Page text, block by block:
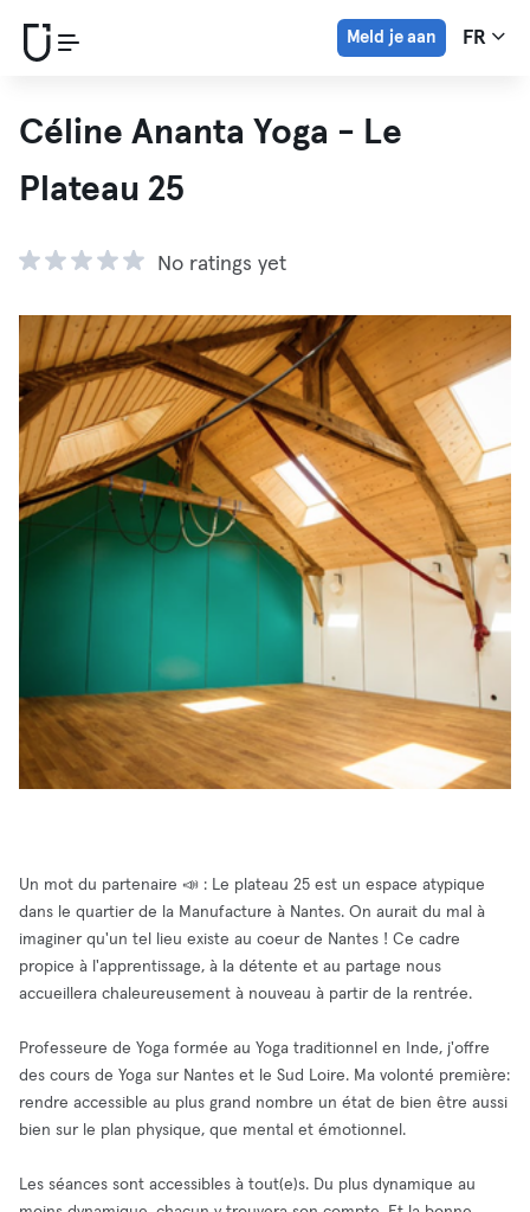
Meld je aan FR
Céline Ananta Yoga - Le
Plateau 25
No ratings yet
Un mot du partenaire 📣 : Le plateau 25 est un espace atypique
dans le quartier de la Manufacture à Nantes. On aurait du mal à
imaginer qu'un tel lieu existe au coeur de Nantes ! Ce cadre
propice à l'apprentissage, à la détente et au partage nous
accueillera chaleureusement à nouveau à partir de la rentrée.
Professeure de Yoga formée au Yoga traditionnel en Inde, j'offre
des cours de Yoga sur Nantes et le Sud Loire. Ma volonté première:
rendre accessible au plus grand nombre un état de bien être aussi
bien sur le plan physique, que mental et émotionnel.
Les séances sont accessibles à tout(e)s. Du plus dynamique au